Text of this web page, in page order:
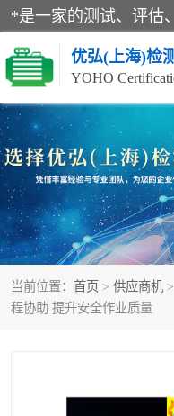
优弘(上海)检
YOHO
当前位置： 首页 > 供应商机 >
程协助 提升安全作业质量
RECYCLASS认证
NR12认证
ART认证
巴西认证